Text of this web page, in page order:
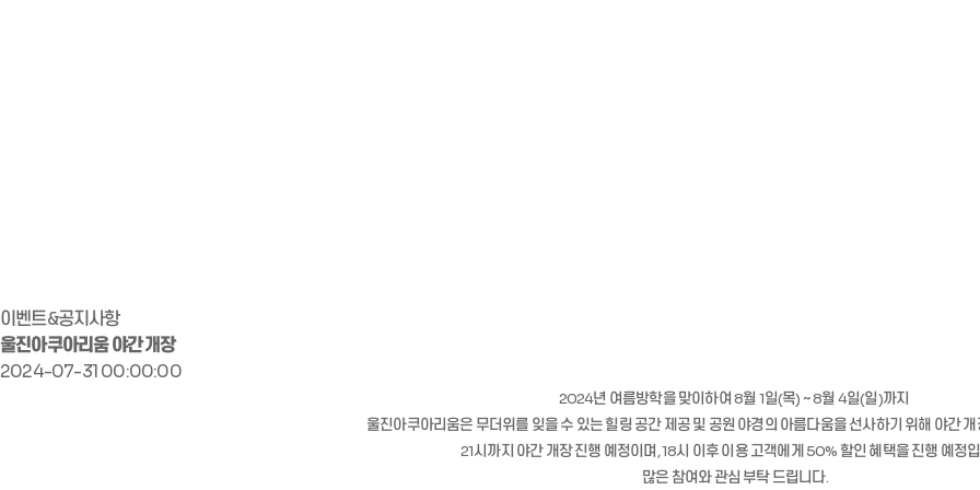
이벤트&공지사항
울진아쿠아리움 야간 개장
2024-07-31 00:00:00
2024년 여름방학을 맞이하여 8월 1일(목) ∼ 8월 4일(일)까지
울진아쿠아리움은 무더위를 잊을 수 있는힐링 공간 제공 및 공원 야경의 아름다움을 선사하기 위해 야간
21시까지 야간 개장 진행 예정이며, 18시 이후 이용 고객에게 50% 할인 혜택을 진행 예정
많은 참여와 관심 부탁 드립니다.